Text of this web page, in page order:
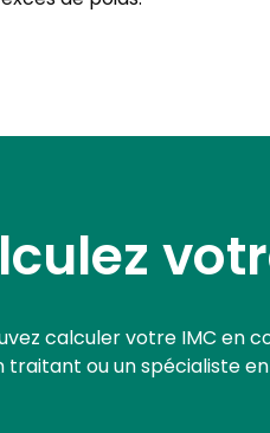
calculer votre IMC en
traitant ou un spécialiste en